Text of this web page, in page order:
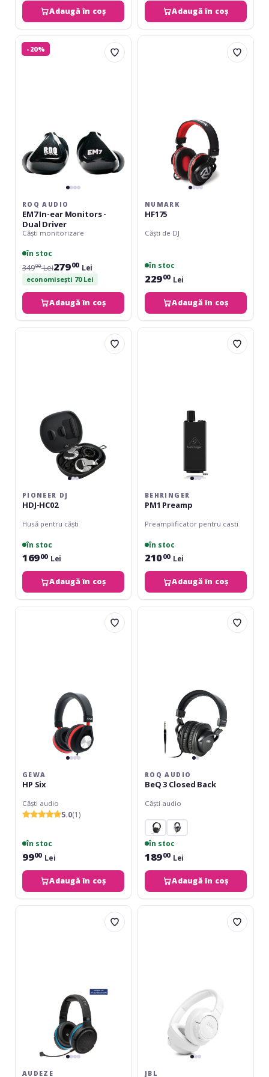
Adaugă în coș Adaugă în coș
ROQ
Audio
-20%
ROQ AUDIO
EM7 In-ear Monitors -
Dual Driver
Căști monitorizare
în stoc
34900Lei27900 Lei
economisești 70 Lei
Adaugă în coș
Numark
NUMARK
HF175
Căști de DJ
în stoc
22900 Lei
Adaugă în coș
Pioneer
PIONEER DJ
HDJ-HC02
Husă pentru căști
în stoc
16900 Lei
Adaugă în coș
Behringer
BEHRINGER
PM1 Preamp
Preamplificator pentru casti
în stoc
21000 Lei
Adaugă în coș
Gewa
GEWA
HP Six
Căști audio
5.0(1)
în stoc
9900 Lei
Adaugă în coș
ROQ
ROQ AUDIO
BeQ 3 Closed Back
Căști audio
în stoc
18900 Lei
Adaugă în coș
Audeze
AUDEZE
JBL
JBL